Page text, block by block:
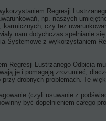
Regresji
np. naszych
czy też
nam dotychczas spełnianie
Systemowe z wykorzystaniem
Regresji Lustrzanego Odbicia
je i pomagają zrozumieć,
drobnych problemach. Te
(czyli usuwanie z
być dopełnieniem całego